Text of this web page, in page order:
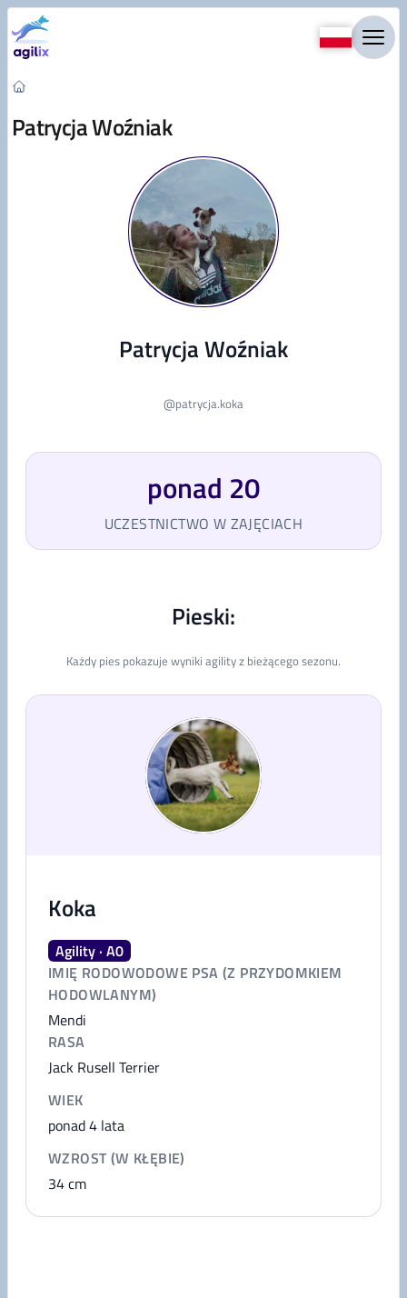
Przejdź do treści
Patrycja Woźniak
Patrycja Woźniak
@patrycja.koka
ponad 20
UCZESTNICTWO W ZAJĘCIACH
Pieski:
Każdy pies pokazuje wyniki agility z bieżącego sezonu.
Koka
Agility · A0
IMIĘ RODOWODOWE PSA (Z PRZYDOMKIEM
HODOWLANYM)
Mendi
RASA
Jack Rusell Terrier
WIEK
ponad 4 lata
WZROST (W KŁĘBIE)
34cm